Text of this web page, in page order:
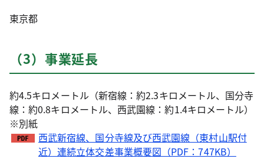
東京都
（3）事業延長
約4.5キロメートル（新宿線：約2.3キロメートル、国分寺
線：約0.8キロメートル、西武園線：約1.4キロメートル）
※別紙
西武新宿線、国分寺線及び西武園線（東村山駅付
近）連続立体交差事業概要図（PDF：747KB）